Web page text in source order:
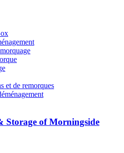
et de remorques
Storage of Morningside